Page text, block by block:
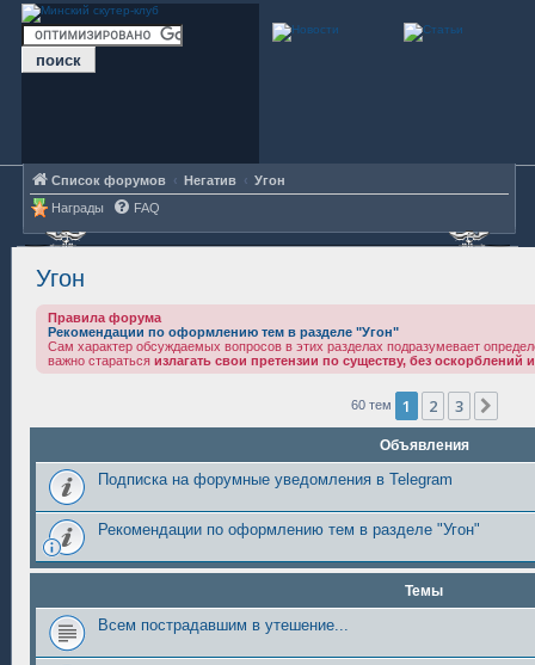
Список форумов Негатив
Угон
Награды
FAQ
Угон
Правила форума
Рекомендации по оформлению тем в разделе "Угон"
Сам характер обсуждаемых вопросов в этих разделах подразумевает
важно стараться излагать свои претензии по существу, без оскорблений
60 тем 1 2 3
Объявления
Подписка на форумные уведомления в Telegram
Рекомендации по оформлению тем в разделе "Угон"
Темы
Всем пострадавшим в утешение...